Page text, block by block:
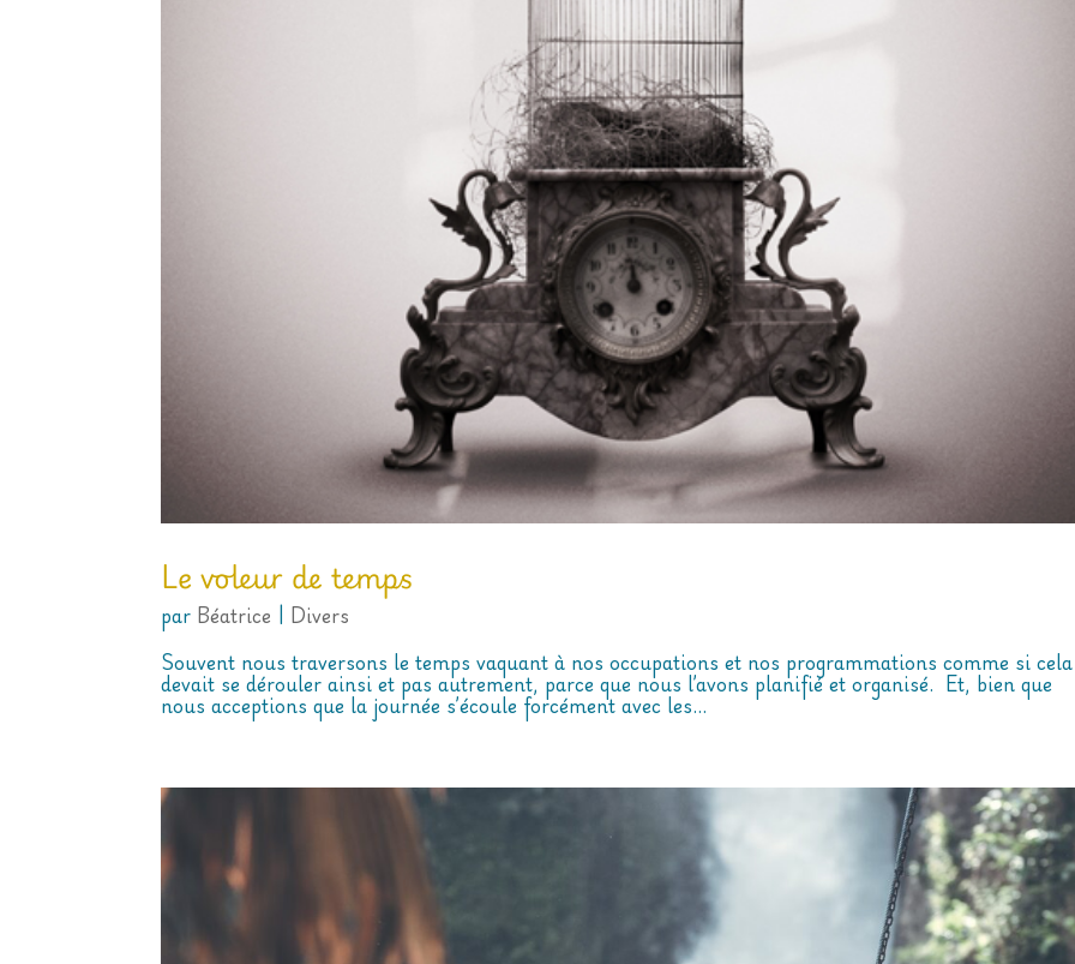
Le voleur de temps
par Béatrice | Divers
Souvent nous traversons le temps vaquant à nos occupations et nos programmations comme si cela
devait se dérouler ainsi et pas autrement, parce que nous l’avons planifié et organisé. Et, bien que
nous acceptions que la journée s’écoule forcément avec les...